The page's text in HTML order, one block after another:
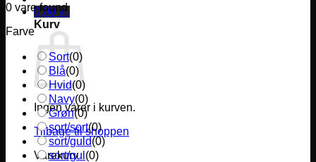
0,00 kr.
Kurv
Ingen varer i kurven.
Tilbage til shoppen
Varekurv
0 vare found
Farve
Sort(0)
Blå(0)
Hvid(0)
Navy(0)
Grøn(0)
sort/sort(0)
sort/guld(0)
sort/gul (0)